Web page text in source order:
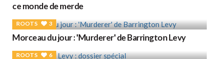
ce monde de merde
ROOTS 3
Morceau du jour : 'Murderer' de Barrington Levy
ROOTS 6